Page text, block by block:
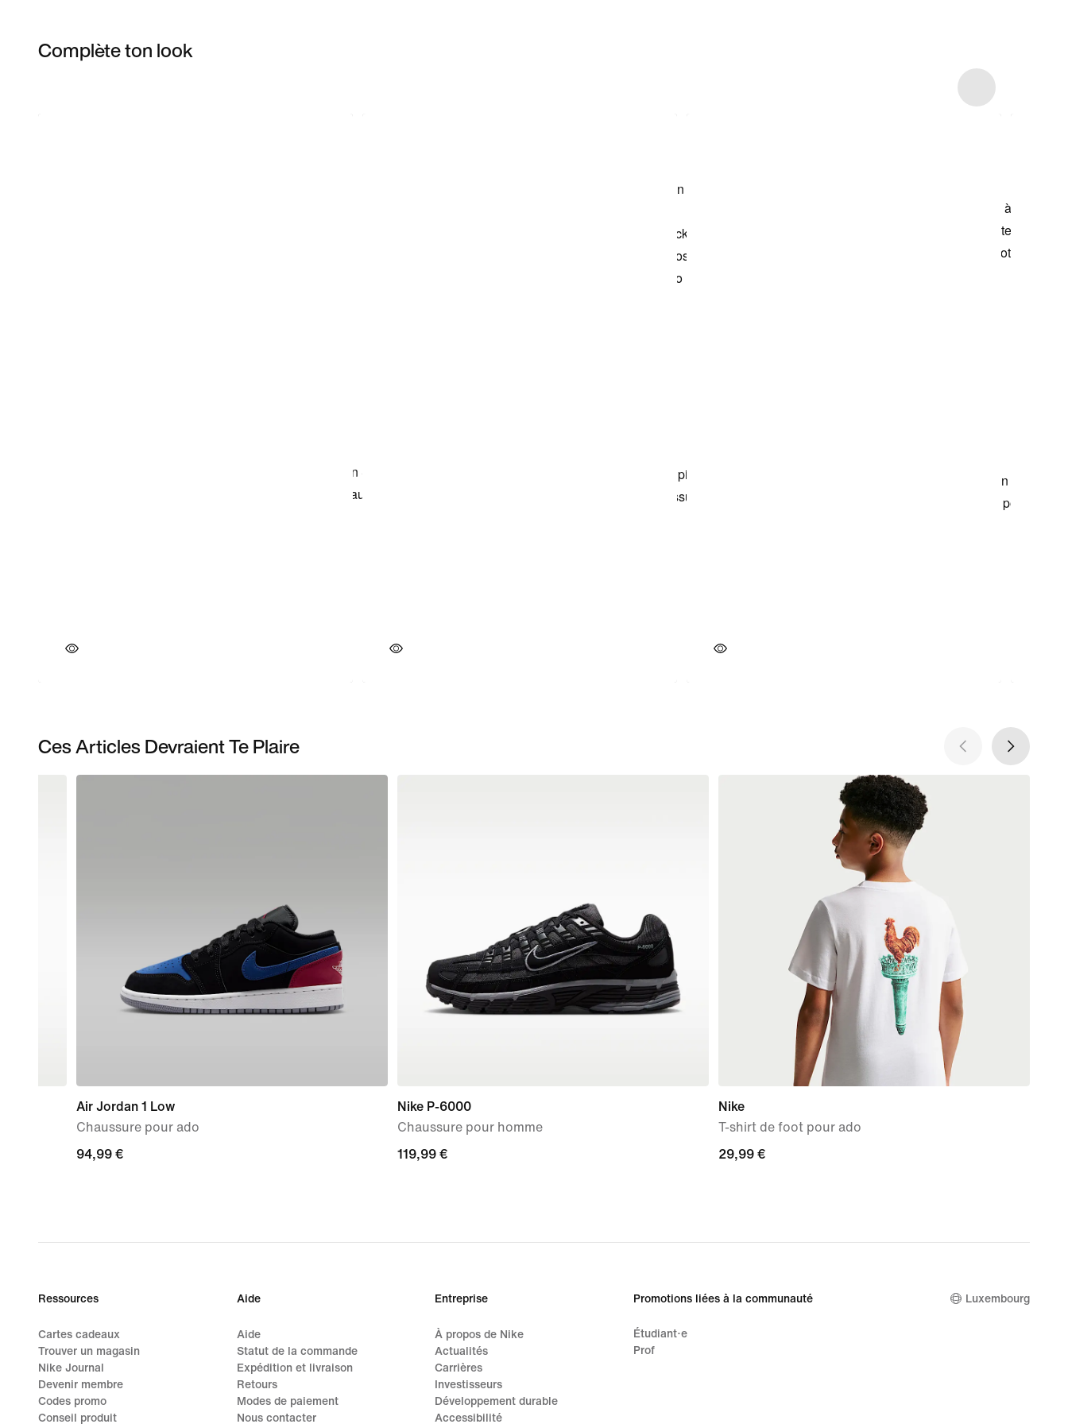
Complète ton look
Ces Articles Devraient Te Plaire
Air Jordan 1 Low
Chaussure pour ado
94,99 €
94,99 €
Nike P-6000
Chaussure pour homme
119,99 €
119,99 €
Nike
T-shirt de foot pour ado
29,99 €
29,99 €
Ressources
Cartes cadeaux
Trouver un magasin
Nike Journal
Devenir membre
Codes promo
Conseil produit
Aide
Aide
Statut de la commande
Expédition et livraison
Retours
Modes de paiement
Nous contacter
Entreprise
À propos de Nike
Actualités
Carrières
Investisseurs
Développement durable
Accessibilité
Promotions liées à la communauté
Étudiant·e
Prof
Luxembourg